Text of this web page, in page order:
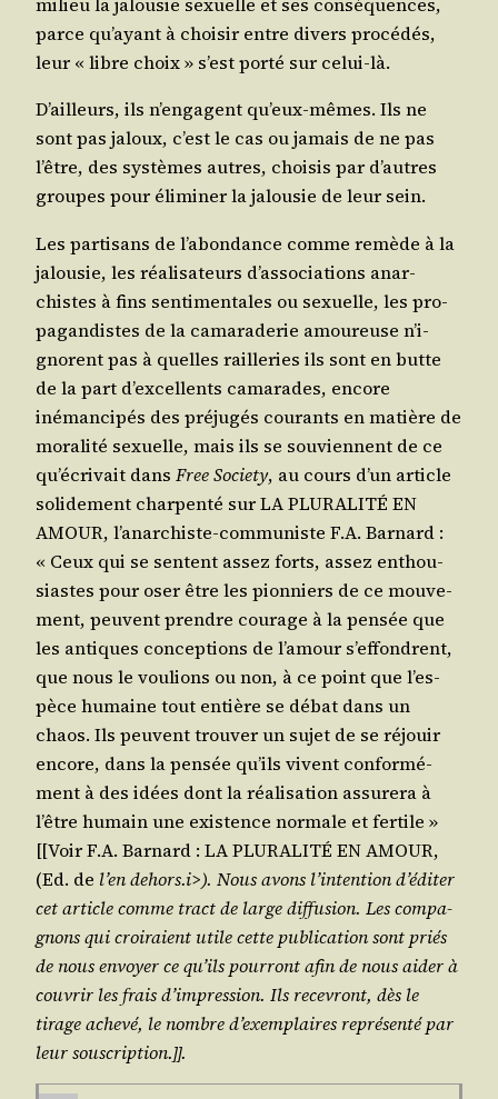
parce qu’ayant à choi­sir entre divers pro­cé­dés,
leur « libre choix » s’est por­té sur celui-là.
D’ailleurs, ils n’en­gagent qu’eux-mêmes. Ils ne
sont pas jaloux, c’est le cas ou jamais de ne pas
l’être, des sys­tèmes autres, choi­sis par d’autres
groupes pour éli­mi­ner la jalou­sie de leur sein.
Les par­ti­sans de l’a­bon­dance comme remède à la
jalou­sie, les réa­li­sa­teurs d’as­so­cia­tions anar­
chistes à fins sen­ti­men­tales ou sexuelle, les pro­
pa­gan­distes de la cama­ra­de­rie amou­reuse n’i­
gnorent pas à quelles raille­ries ils sont en butte
de la part d’ex­cel­lents cama­rades, encore
inéman­ci­pés des pré­ju­gés cou­rants en matière de
mora­li­té sexuelle, mais ils se sou­viennent de ce
qu’é­cri­vait dans Free Socie­ty, au cours d’un article
soli­de­ment char­pen­té sur LA PLURALITÉ EN
AMOUR, l’a­nar­chiste-com­mu­niste F.A. Bar­nard :
« Ceux qui se sentent assez forts, assez enthou­
siastes pour oser être les pion­niers de ce mou­ve­
ment, peuvent prendre cou­rage à la pen­sée que
les antiques concep­tions de l’a­mour s’ef­fondrent,
que nous le vou­lions ou non, à ce point que l’es­
pèce humaine tout entière se débat dans un
chaos. Ils peuvent trou­ver un sujet de se réjouir
encore, dans la pen­sée qu’ils vivent confor­mé­
ment à des idées dont la réa­li­sa­tion assu­re­ra à
l’être humain une exis­tence nor­male et fer­tile »
[[Voir F.A. Bar­nard : LA PLURALITÉ EN AMOUR,
(Ed. de l’en dehors.i>). Nous avons l’in­ten­tion d’é­di­ter
cet article comme tract de large dif­fu­sion. Les com­pa­
gnons qui croi­raient utile cette publi­ca­tion sont priés
de nous envoyer ce qu’ils pour­ront afin de nous aider à
cou­vrir les frais d’im­pres­sion. Ils rece­vront, dès le
tirage ache­vé, le nombre d’exem­plaires repré­sen­té par
leur souscription.]].